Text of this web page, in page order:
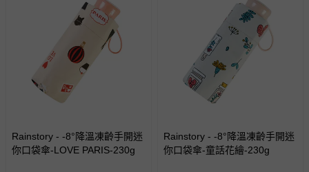
Rainstory - -8°降溫凍齡手開迷
你口袋傘-LOVE PARIS-230g
Rainstory - -8°降溫凍齡手開迷
你口袋傘-童話花繪-230g